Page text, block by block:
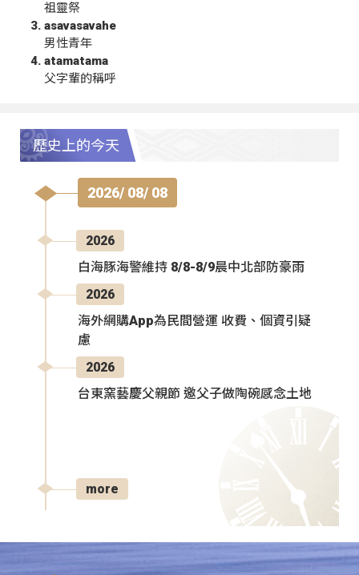
祖靈祭
asavasavahe
男性青年
atamatama
父字輩的稱呼
歷史上的今天
2026/ 08/ 08
2026
白海豚海警維持 8/8-8/9晨中北部防豪雨
2026
海外網購App為民間營運 收費、個資引疑
慮
2026
台東窯藝慶父親節 邀父子做陶碗感念土地
more